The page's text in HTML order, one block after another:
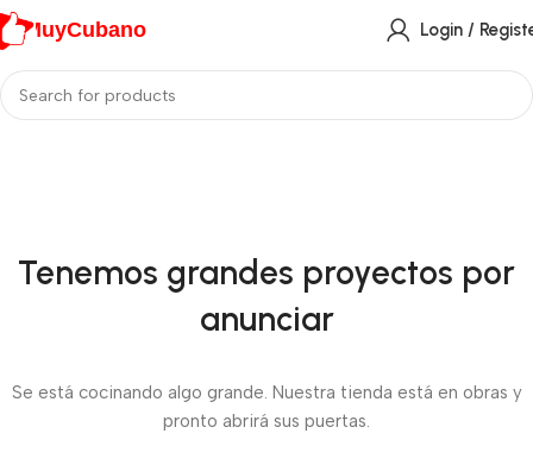
MuyCubano Login /
Tenemos grandes proyectos por
anunciar
Se está cocinando algo grande. Nuestra tienda está en obras y
pronto abrirá sus puertas.